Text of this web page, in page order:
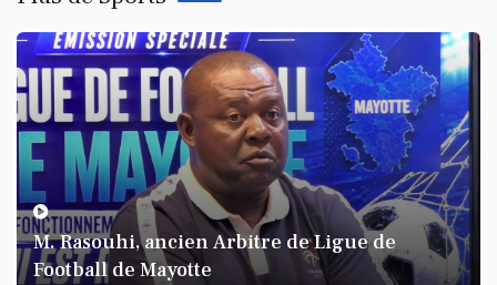
M. Rasouhi, ancien Arbitre de Ligue de
Football de Mayotte